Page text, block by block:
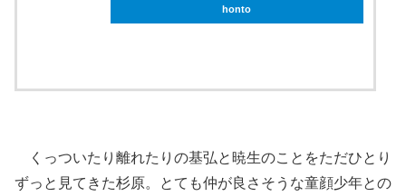
honto
くっついたり離れたりの基弘と暁生のことをただひとり
ずっと見てきた杉原。とても仲が良さそうな童顔少年との